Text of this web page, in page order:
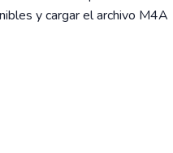
y cargar el archivo M4A